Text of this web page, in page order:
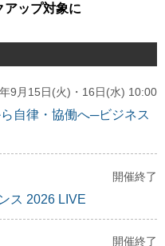
アップ対象に
9月15日(火)・16日(水) 10:00
自律・協働へ─ビジネス
開催終了
ス 2026 LIVE
開催終了